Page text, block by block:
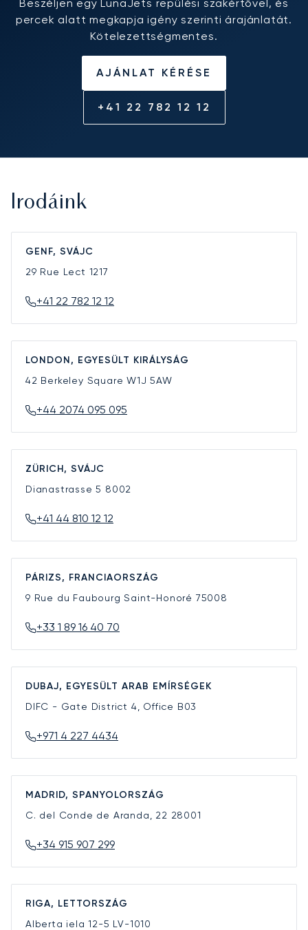
Beszéljen egy LunaJets repülési szakértővel, és
percek alatt megkapja igény szerinti árajánlatát.
Kötelezettségmentes.
AJÁNLAT KÉRÉSE
+41 22 782 12 12
Irodáink
GENF, SVÁJC
29 Rue Lect 1217
+41 22 782 12 12
LONDON, EGYESÜLT KIRÁLYSÁG
42 Berkeley SquareW1J 5AW
+44 2074 095 095
ZÜRICH, SVÁJC
Dianastrasse 5 8002
+41 44 810 12 12
PÁRIZS, FRANCIAORSZÁG
9 Rue du Faubourg Saint-Honoré 75008
+33 1 89 16 40 70
DUBAJ, EGYESÜLT ARAB EMÍRSÉGEK
DIFC - Gate District 4, Office B03
+971 4 227 4434
MADRID, SPANYOLORSZÁG
C. del Conde de Aranda, 22 28001
+34 915 907 299
RIGA, LETTORSZÁG
Alberta iela 12-5 LV-1010